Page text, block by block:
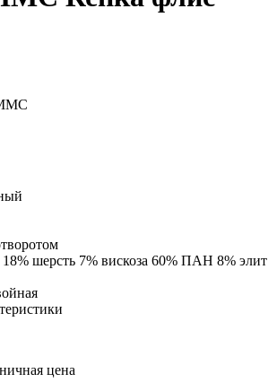
18% шерсть 7% вискоза 60% ПАН 8% элит
цена